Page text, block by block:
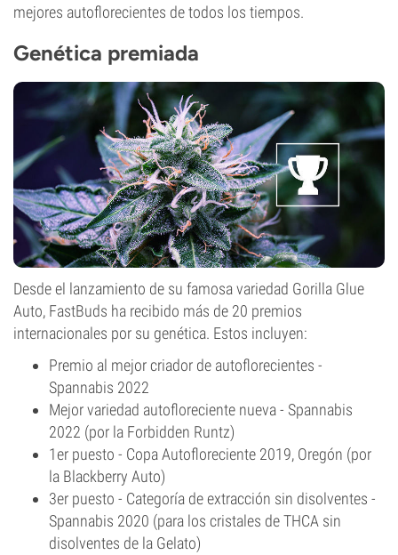
mejores autoflorecientes de todos los tiempos.
Genética premiada
Desde el lanzamiento de su famosa variedad Gorilla Glue
Auto, FastBuds ha recibido más de 20 premios
internacionales por su genética. Estos incluyen:
Premio al mejor criador de autoflorecientes -
Spannabis 2022
Mejor variedad autofloreciente nueva - Spannabis
2022 (por la Forbidden Runtz)
1er puesto - Copa Autofloreciente 2019, Oregón (por
la Blackberry Auto)
3er puesto - Categoría de extracción sin disolventes -
Spannabis 2020 (para los cristales de THCA sin
disolventes de la Gelato)